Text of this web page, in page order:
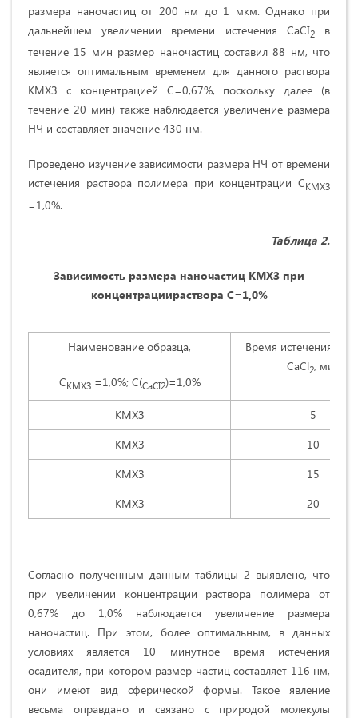
размера наночастиц от 200 нм до 1 мкм. Однако при
дальнейшем увеличении времени истечения СаСI2в
течение 15 мин размер наночастиц составил 88 нм, что
является оптимальным временем для данного раствора
КМХЗ с концентрацией С=0,67%, поскольку далее (в
течение 20 мин) также наблюдается увеличение размера
НЧ и составляет значение 430 нм.
Проведено изучение зависимости размера НЧ от времени
истечения раствора полимера при концентрации СКМХЗ
=1,0%.
Таблица 2.
Зависимость размера наночастиц КМХЗ при
концентрациираствора С=1,0%
Наименование образца,
СКМХЗ=1,0%; С(СаСI2)=1,0%
Время истечения
СаСl2, мин
КМХЗ
5
КМХЗ
10
КМХЗ
15
КМХЗ
20
Согласно полученным данным таблицы 2 выявлено, что
при увеличении концентрации раствора полимера от
0,67% до 1,0% наблюдается увеличение размера
наночастиц. При этом, более оптимальным, в данных
условиях является 10 минутное время истечения
осадителя, при котором размер частиц составляет 116 нм,
они имеют вид сферической формы. Такое явление
весьма оправдано и связано с природой молекулы